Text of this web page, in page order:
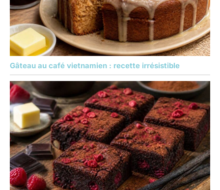
Gâteau au café vietnamien : recette irrésistible